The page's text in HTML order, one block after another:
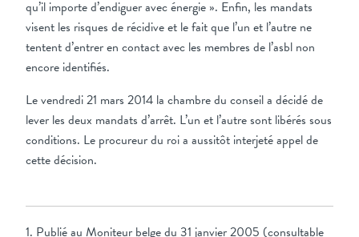
qu’il importe d’endiguer avec énergie ». Enfin, les mandats
visent les risques de récidive et le fait que l’un et l’autre ne
tentent d’entrer en contact avec les membres de l’asbl non
encore identifiés.
Le vendredi 21 mars 2014 la chambre du conseil a décidé de
lever les deux mandats d’arrêt. L’un et l’autre sont libérés sous
conditions. Le procureur du roi a aussitôt interjeté appel de
cette décision.
1. Publié au Moniteur belge du 31 janvier 2005 (consultable